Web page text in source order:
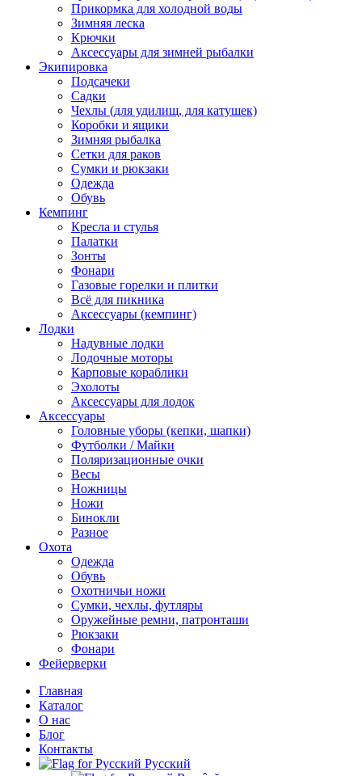
Прикормка для холодной воды
Зимняя леска
Крючки
Аксессуары для зимней рыбалки
Экипировка
Подсачеки
Садки
Чехлы (для удилищ, для катушек)
Коробки и ящики
Зимняя рыбалка
Сетки для раков
Сумки и рюкзаки
Одежда
Обувь
Кемпинг
Кресла и стулья
Палатки
Зонты
Фонари
Газовые горелки и плитки
Всё для пикника
Аксессуары (кемпинг)
Лодки
Надувные лодки
Лодочные моторы
Карповые кораблики
Эхолоты
Аксессуары для лодок
Аксессуары
Головные уборы (кепки, шапки)
Футболки / Майки
Поляризационные очки
Весы
Ножницы
Ножи
Бинокли
Разное
Охота
Одежда
Обувь
Охотничьи ножи
Сумки, чехлы, футляры
Оружейные ремни, патронташи
Рюкзаки
Фонари
Фейерверки
Главная
Каталог
О нас
Блог
Контакты
Русский